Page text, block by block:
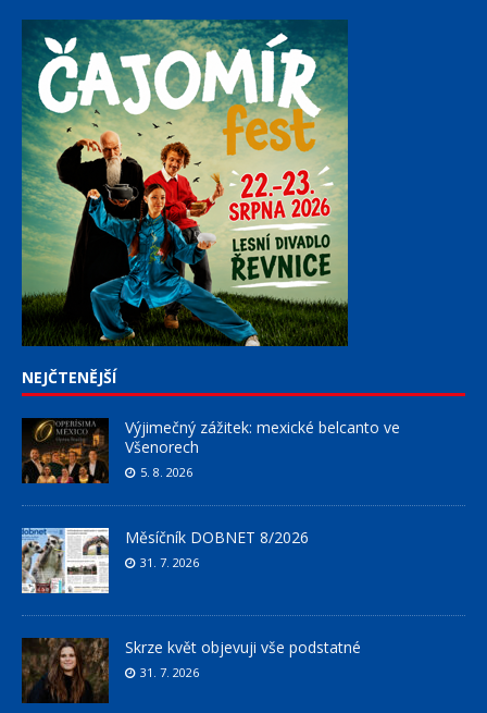
NEJČTENĚJŠÍ
Výjimečný zážitek: mexické belcanto ve
Všenorech
5. 8. 2026
Měsíčník DOBNET 8/2026
31. 7. 2026
Skrze květ objevuji vše podstatné
31. 7. 2026